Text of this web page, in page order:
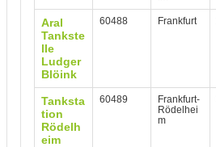
Aral
Tankste
lle
Ludger
Blöink
60488 Frankfurt
Tanksta
tion
Rödelh
eim
60489
Frankfurt-
Rödelhei
m